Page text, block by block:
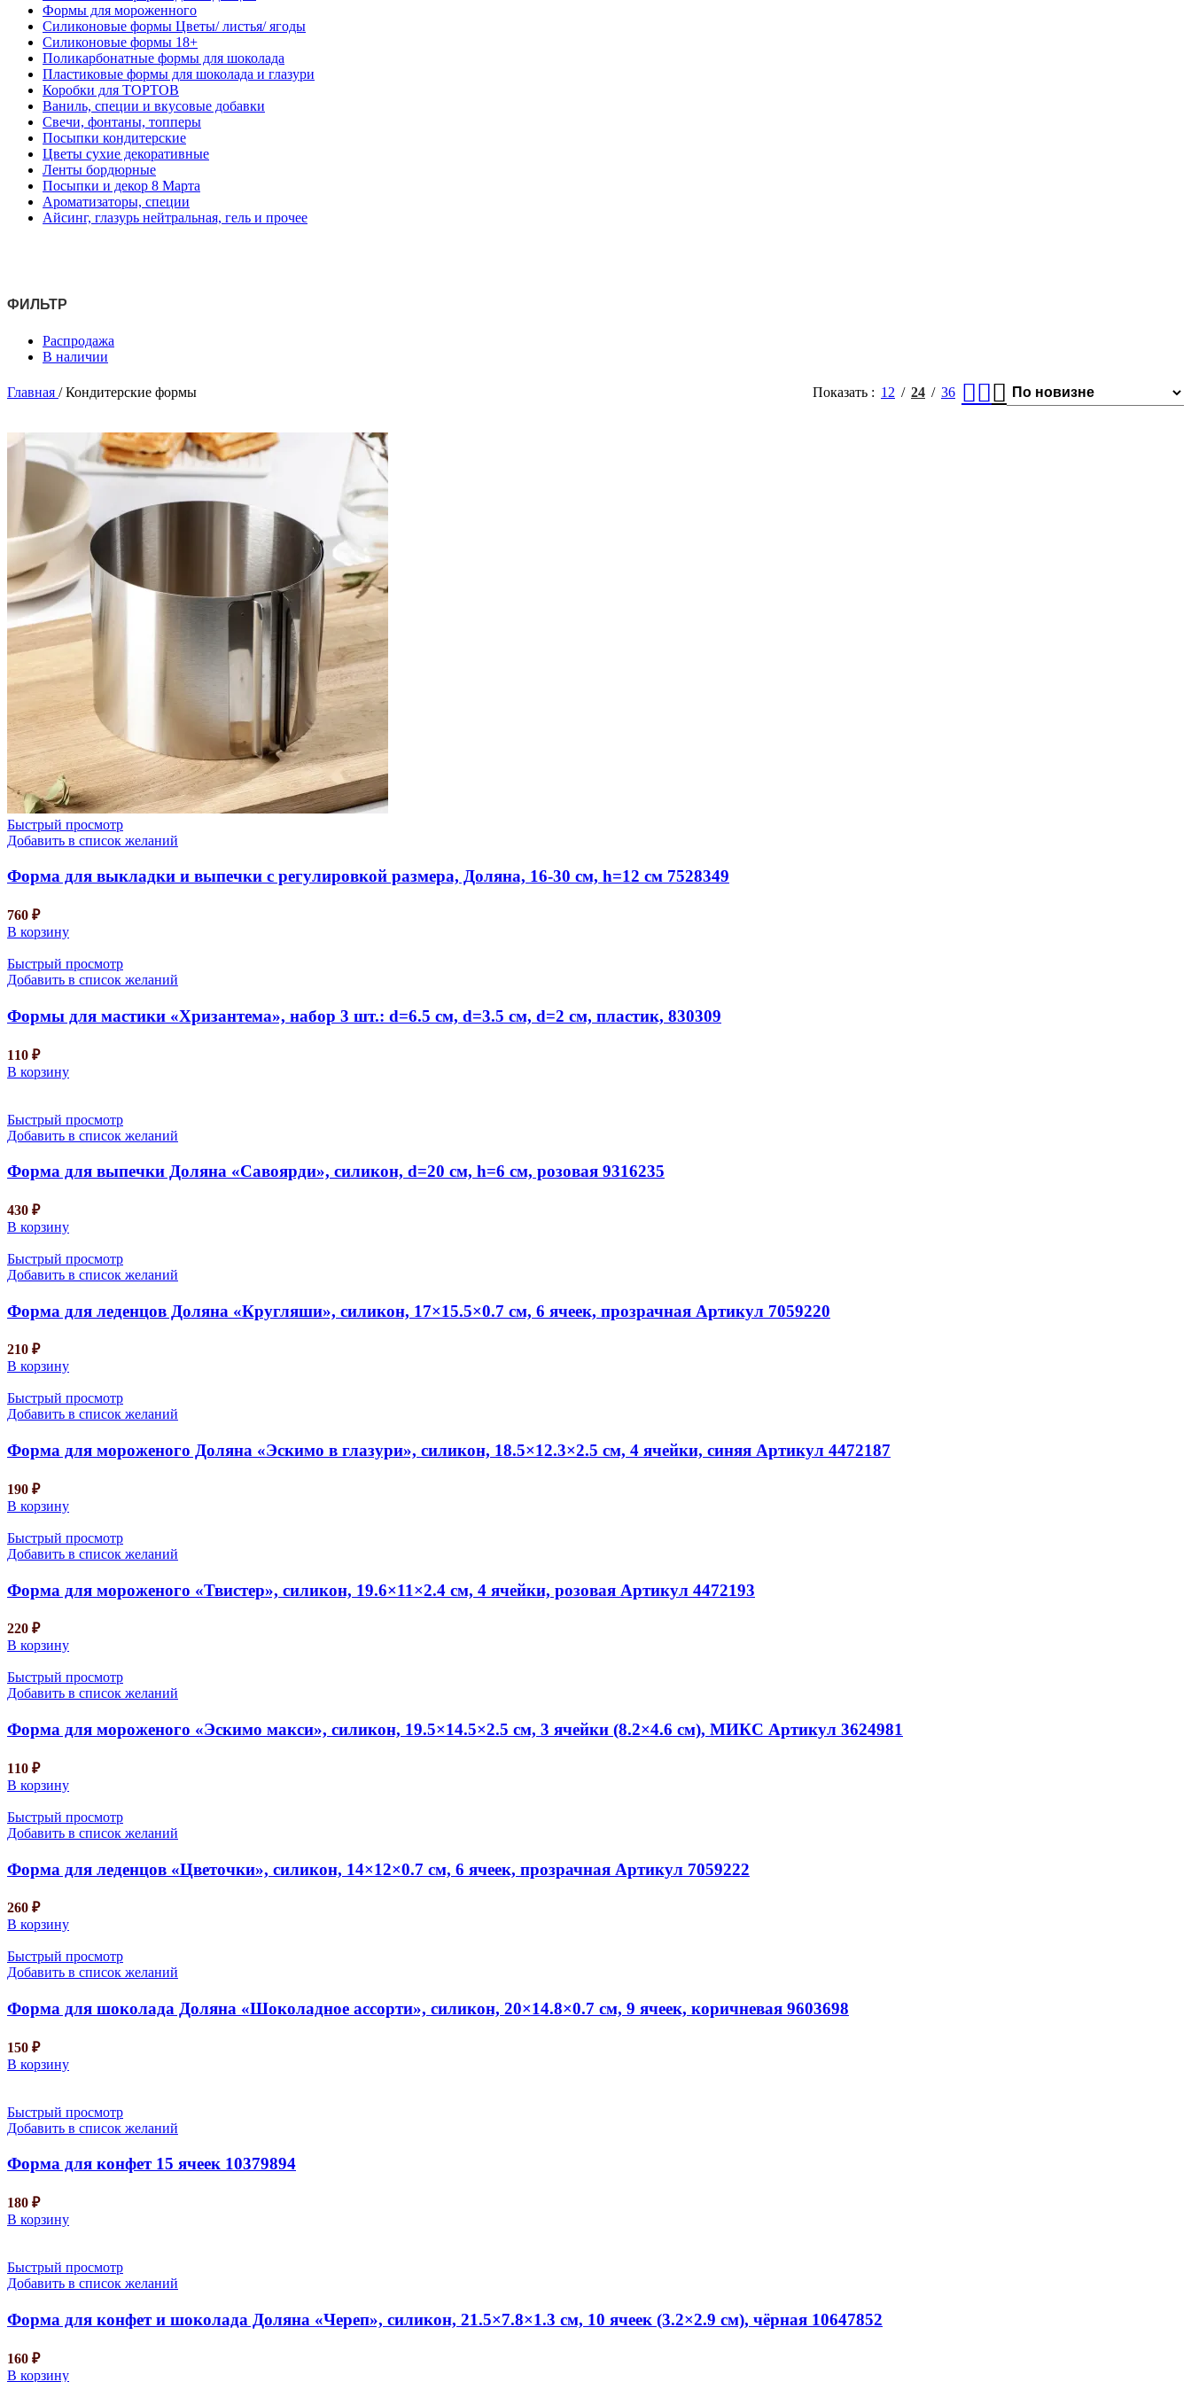
Формы для мороженного
Силиконовые формы Цветы/ листья/ ягоды
Силиконовые формы 18+
Поликарбонатные формы для шоколада
Пластиковые формы для шоколада и глазури
Коробки для ТОРТОВ
Ваниль, специи и вкусовые добавки
Свечи, фонтаны, топперы
Посыпки кондитерские
Цветы сухие декоративные
Ленты бордюрные
Посыпки и декор 8 Марта
Ароматизаторы, специи
Айсинг, глазурь нейтральная, гель и прочее
ФИЛЬТР
Распродажа
В наличии
Главная / Кондитерские формы Показать 12 24 36
Быстрый просмотр
Добавить в список желаний
Форма для выкладки и выпечки с регулировкой размера, Доляна, 16-30 см, h=12 см 7528349
760 ₽
В корзину
Быстрый просмотр
Добавить в список желаний
Формы для мастики «Хризантема», набор 3 шт.: d=6.5 см, d=3.5 см, d=2 см, пластик, 830309
110 ₽
В корзину
Быстрый просмотр
Добавить в список желаний
Форма для выпечки Доляна «Савоярди», силикон, d=20 см, h=6 см, розовая 9316235
430 ₽
В корзину
Быстрый просмотр
Добавить в список желаний
Форма для леденцов Доляна «Кругляши», силикон, 17×15.5×0.7 см, 6 ячеек, прозрачная Артикул 7059220
210 ₽
В корзину
Быстрый просмотр
Добавить в список желаний
Форма для мороженого Доляна «Эскимо в глазури», силикон, 18.5×12.3×2.5 см, 4 ячейки, синяя Артикул 4472187
190 ₽
В корзину
Быстрый просмотр
Добавить в список желаний
Форма для мороженого «Твистер», силикон, 19.6×11×2.4 см, 4 ячейки, розовая Артикул 4472193
220 ₽
В корзину
Быстрый просмотр
Добавить в список желаний
Форма для мороженого «Эскимо макси», силикон, 19.5×14.5×2.5 см, 3 ячейки (8.2×4.6 см), МИКС Артикул 3624981
110 ₽
В корзину
Быстрый просмотр
Добавить в список желаний
Форма для леденцов «Цветочки», силикон, 14×12×0.7 см, 6 ячеек, прозрачная Артикул 7059222
260 ₽
В корзину
Быстрый просмотр
Добавить в список желаний
Форма для шоколада Доляна «Шоколадное ассорти», силикон, 20×14.8×0.7 см, 9 ячеек, коричневая 9603698
150 ₽
В корзину
Быстрый просмотр
Добавить в список желаний
Форма для конфет 15 ячеек 10379894
180 ₽
В корзину
Быстрый просмотр
Добавить в список желаний
Форма для конфет и шоколада Доляна «Череп», силикон, 21.5×7.8×1.3 см, 10 ячеек (3.2×2.9 см), чёрная 10647852
160 ₽
В корзину